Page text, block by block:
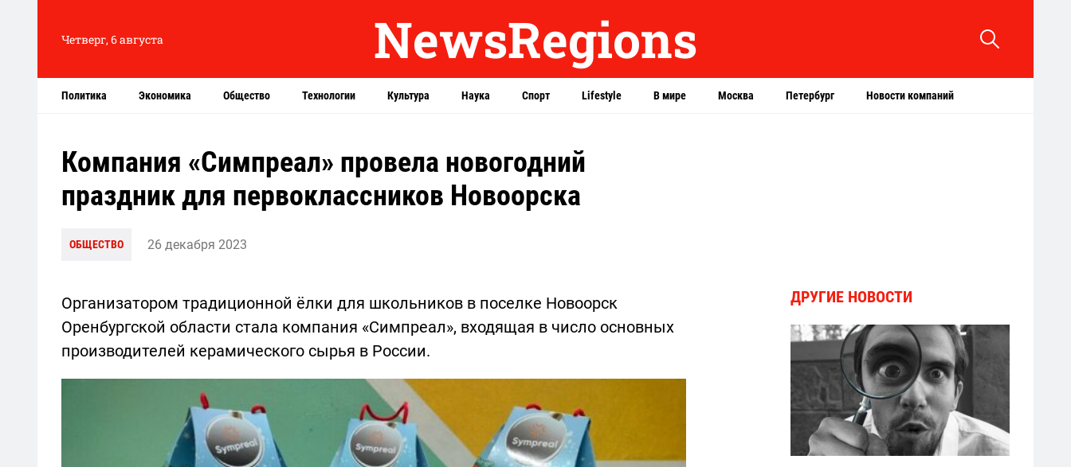
Четверг, 6 августа NewsRegions
Политика Экономика Общество Технологии Культура Наука Спорт Lifestyle В мире Москва Петербург Новости компаний
Компания «Симпреал» провела новогодний
праздник для первоклассников Новоорска
ОБЩЕСТВО 26 декабря 2023
Организатором традиционной ёлки для школьников в поселке Новоорск
Оренбургской области стала компания «Симпреал», входящая в число основных
производителей керамического сырья в России.
ДРУГИЕ НОВОСТИ